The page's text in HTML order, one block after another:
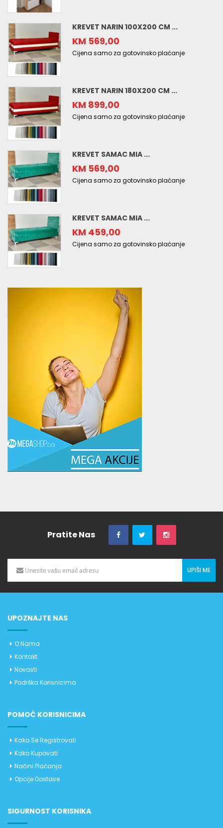
KREVET NARIN 100X200 CM ...
KM 569,00
Cijena samo za gotovinsko plaćanje
KREVET NARIN 180X200 CM ...
KM 899,00
Cijena samo za gotovinsko plaćanje
KREVET SAMAC MIA ...
KM 569,00
Cijena samo za gotovinsko plaćanje
KREVET SAMAC MIA ...
KM 459,00
Cijena samo za gotovinsko plaćanje
Pratite Nas
UPIŠI ME
UPOZNAJTE NAS
O Nama
Kontakt
Novosti
Podrška Korisnicima
POMOĆ KORISNICIMA
Kako Se Registrovati
Kako Kupovati
Načini Plaćanja
Opcije Dostave
SIGURNOST KORISNIKA